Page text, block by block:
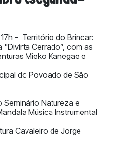
17h - Território do Brincar:
"Divirta Cerrado”, com as
Mieko Kanegae e
do Povoado de São
Natureza e
Música Instrumental
Cavaleiro de Jorge